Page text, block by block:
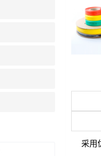
采用